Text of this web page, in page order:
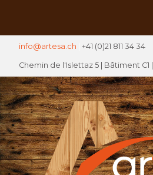
info@artesa.ch +41 (0)21 811 34 34
Chemin de l'Islettaz 5 | Bâtiment C1